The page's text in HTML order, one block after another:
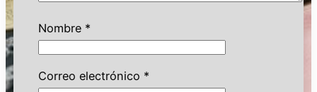
Nombre *
Correo electrónico *